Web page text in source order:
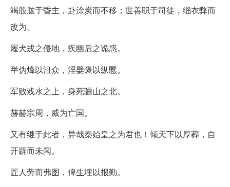
竭股肱于昏主，赴涂炭而不移；世善职于司徒，缁衣弊而
改为。
履犬戎之侵地，疾幽后之诡惑。
举伪烽以沮众，淫嬖褒以纵慝。
军败戏水之上，身死骊山之北。
赫赫宗周，烕为亡国。
又有继于此者，异哉秦始皇之为君也！倾天下以厚葬，自
开辟而未闻。
匠人劳而弗图，俾生埋以报勤。